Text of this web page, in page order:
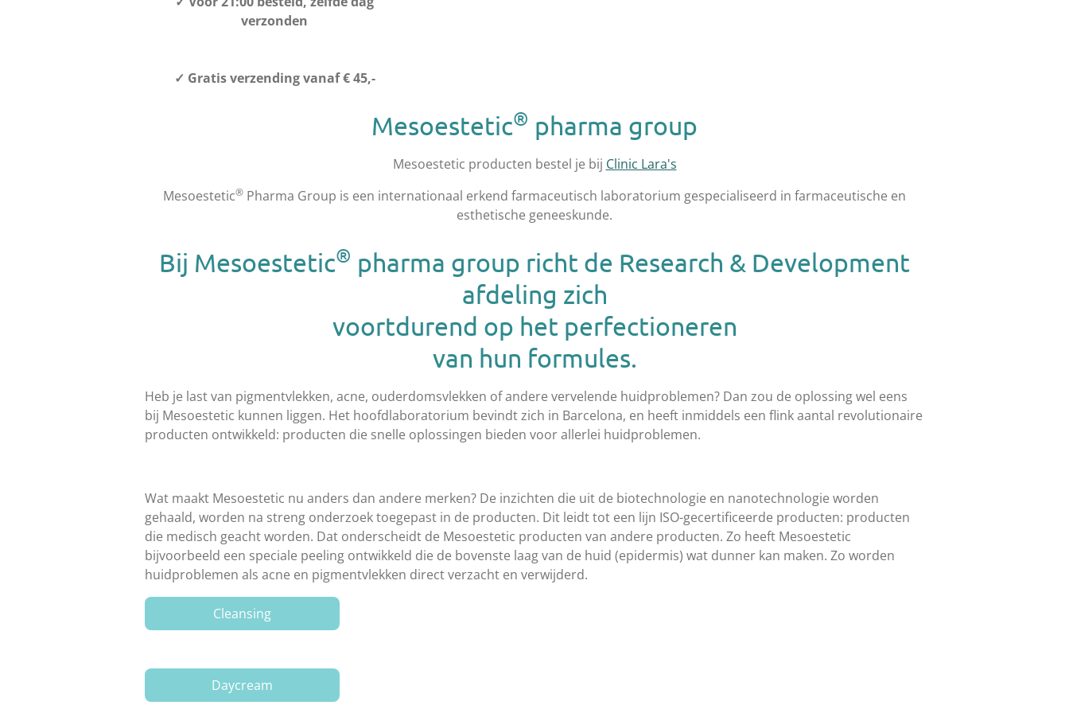
verzonden
✓ Gratis verzending vanaf € 45,-
Mesoestetic® pharma group
Mesoestetic producten bestel je bij Clinic Lara's
Mesoestetic® Pharma Group is een internationaal erkend farmaceutisch laboratorium gespecialiseerd in farmaceutische en
esthetische geneeskunde.
Bij Mesoestetic® pharma group richt de Research & Development
afdeling zich
voortdurend op het perfectioneren
van hun formules.
Heb je last van pigmentvlekken, acne, ouderdomsvlekken of andere vervelende huidproblemen? Dan zou de oplossing wel eens
bij Mesoestetic kunnen liggen. Het hoofdlaboratorium bevindt zich in Barcelona, en heeft inmiddels een flink aantal revolutionaire
producten ontwikkeld: producten die snelle oplossingen bieden voor allerlei huidproblemen.
Wat maakt Mesoestetic nu anders dan andere merken? De inzichten die uit de biotechnologie en nanotechnologie worden
gehaald, worden na streng onderzoek toegepast in de producten. Dit leidt tot een lijn ISO-gecertificeerde producten: producten
die medisch geacht worden. Dat onderscheidt de Mesoestetic producten van andere producten. Zo heeft Mesoestetic
bijvoorbeeld een speciale peeling ontwikkeld die de bovenste laag van de huid (epidermis) wat dunner kan maken. Zo worden
huidproblemen als acne en pigmentvlekken direct verzacht en verwijderd.
Cleansing
Daycream